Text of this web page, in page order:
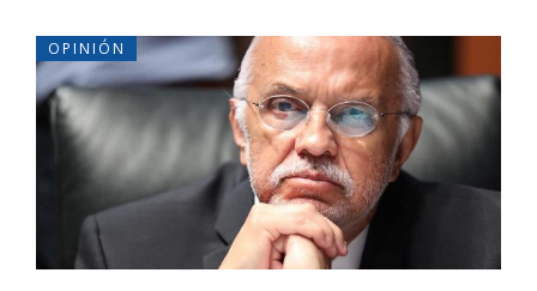
OPINIÓN